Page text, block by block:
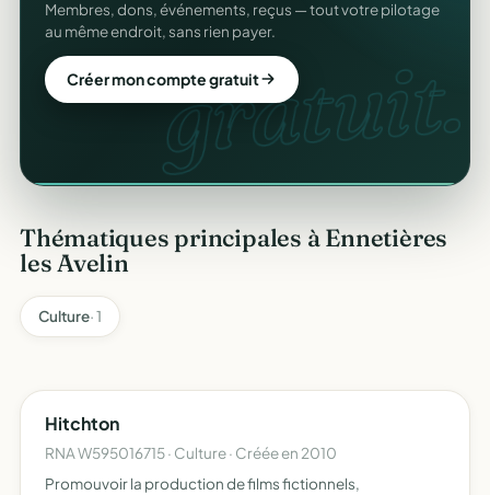
gratuit.
Membres, dons, événements, reçus — tout votre pilotage
au même endroit, sans rien payer.
Créer mon compte gratuit
Générés et envoyés à vos donateurs en un clic,
conformes au modèle officiel n°11580.
Automatiser mes reçus
Thématiques principales à Ennetières
les Avelin
Culture· 1
Hitchton
RNA W595016715 · Culture · Créée en 2010
Promouvoir la production de films fictionnels,